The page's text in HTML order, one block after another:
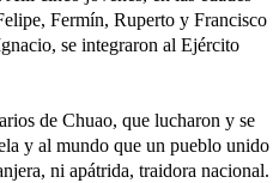
Fermín, Ruperto y Francisco
se integraron al Ejército
de Chuao, que lucharon y se
y al mundo que un pueblo unido
ni apátrida, traidora nacional.